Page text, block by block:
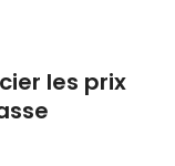
les prix